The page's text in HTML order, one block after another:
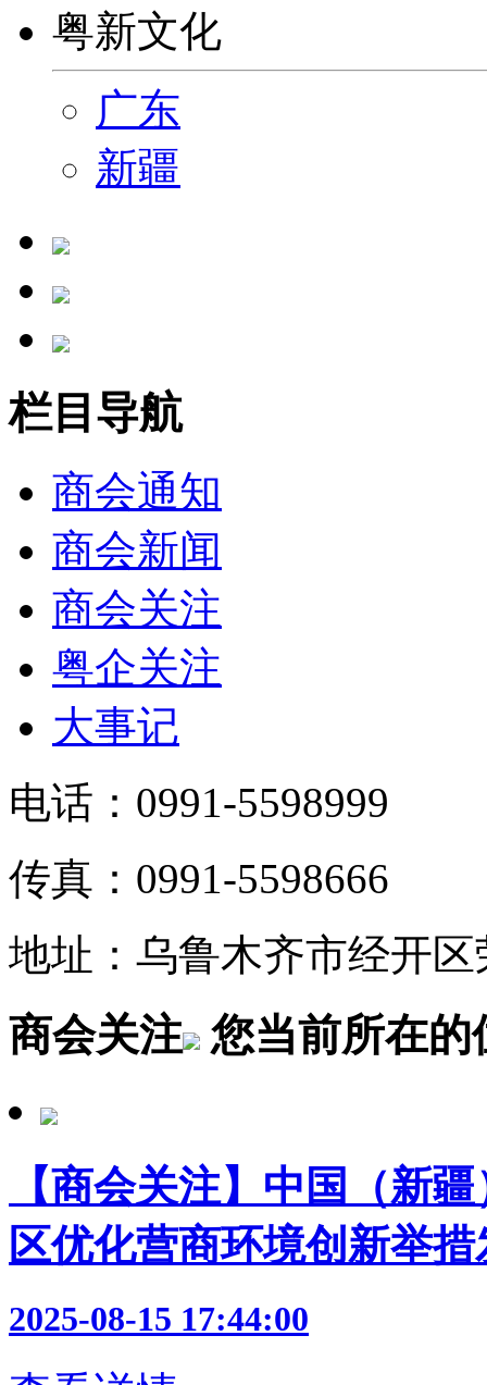
粤新文化
广东
新疆
栏目导航
商会通知
商会新闻
商会关注
粤企关注
大事记
电话：0991-5598999
传真：0991-5598666
地址：乌鲁木齐市经开
商会关注 您当前所在的
【商会关注】中国（新
区优化营商环境创新举措
2025-08-15 17:44:00